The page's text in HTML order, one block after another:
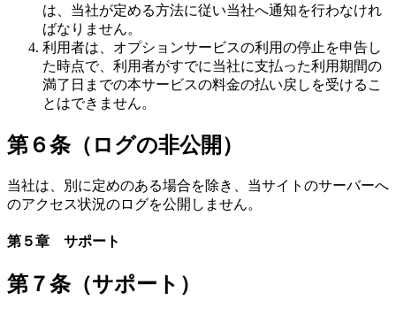
は、当社が定める方法に従い当社へ通知を行わなけれ
ばなりません。
利用者は、オプションサービスの利用の停止を申告し
た時点で、利用者がすでに当社に支払った利用期間の
満了日までの本サービスの料金の払い戻しを受けるこ
とはできません。
第６条（ログの非公開）
当社は、別に定めのある場合を除き、当サイトのサーバーへ
のアクセス状況のログを公開しません。
第５章 サポート
第７条（サポート）